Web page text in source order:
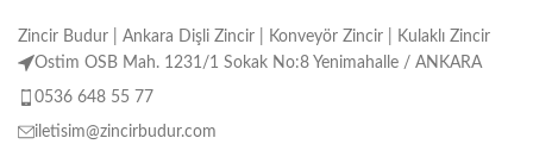
Zincir Budur | Ankara Dişli Zincir | Konveyör Zincir | Kulaklı Zincir
Ostim OSB Mah. 1231/1 Sokak No:8 Yenimahalle / ANKARA
0536 648 55 77
iletisim@zincirbudur.com